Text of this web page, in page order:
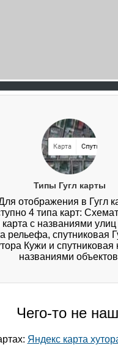
Типы Гугл карты
отображения в Гугл
4 типа карт:
карта с названиями
рельефа, спутниковая
Кужи и спутниковая
названиями
Чего-то не
Яндекс карта